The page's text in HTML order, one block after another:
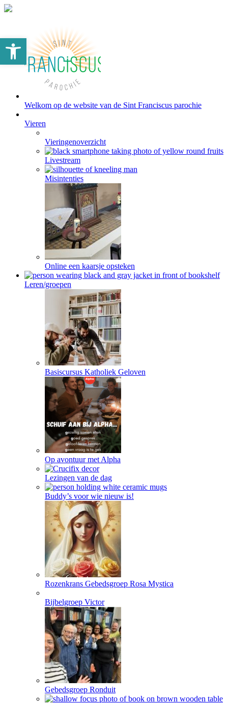
Welkom op de website van de Sint Franciscus parochie
Vieren
Vieringenoverzicht
Livestream
Misintenties
Online een kaarsje opsteken
Leren/groepen
Basiscursus Katholiek Geloven
Op avontuur met Alpha
Lezingen van de dag
Buddy’s voor wie nieuw is!
Rozenkrans Gebedsgroep Rosa Mystica
Bijbelgroep Victor
Gebedsgroep Ronduit
Toolbar openen